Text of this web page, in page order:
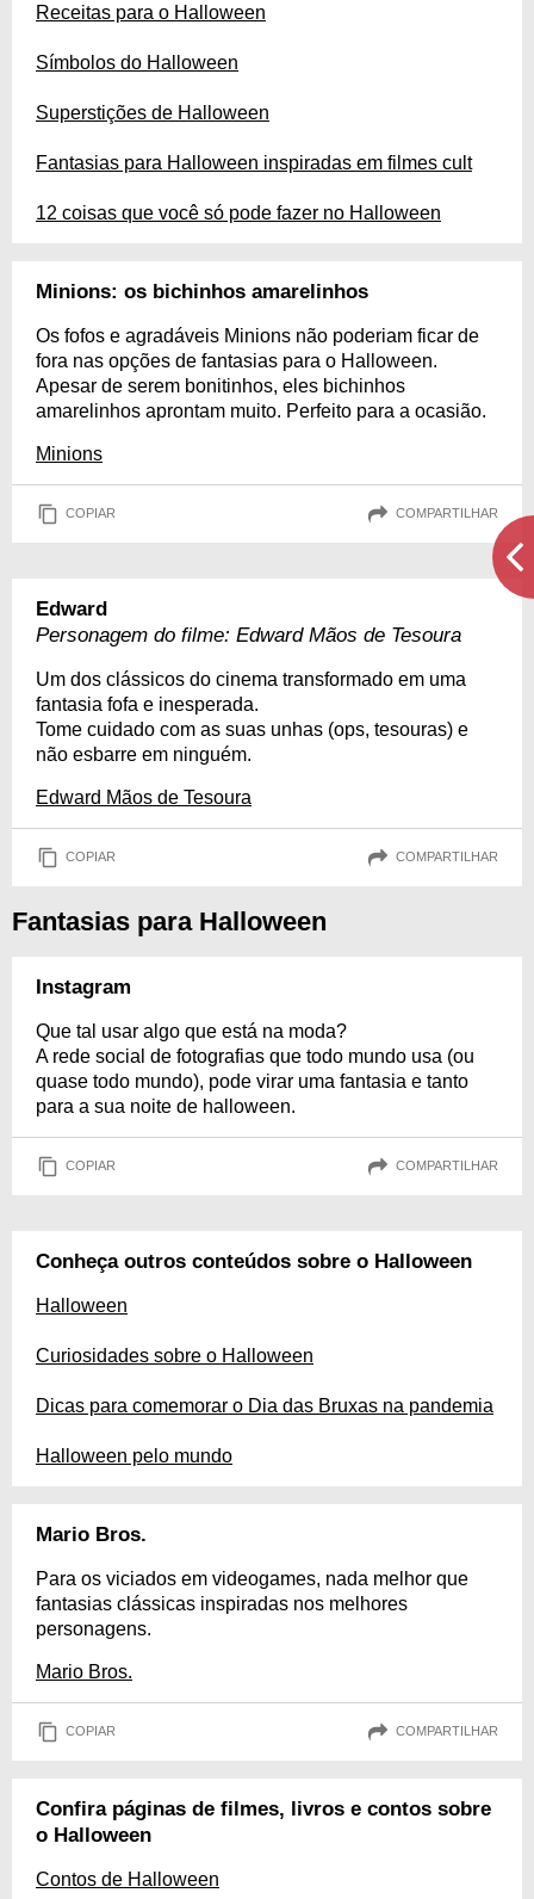
Receitas para o Halloween
Símbolos do Halloween
Superstições de Halloween
Fantasias para Halloween inspiradas em filmes cult
12 coisas que você só pode fazer no Halloween
Minions: os bichinhos amarelinhos
Os fofos e agradáveis Minions não poderiam ficar de
fora nas opções de fantasias para o Halloween.
Apesar de serem bonitinhos, eles bichinhos
amarelinhos aprontam muito. Perfeito para a ocasião.
Minions
COPIAR COMPARTILHAR
Edward
Personagem do filme: Edward Mãos de Tesoura
Um dos clássicos do cinema transformado em uma
fantasia fofa e inesperada.
Tome cuidado com as suas unhas (ops, tesouras) e
não esbarre em ninguém.
Edward Mãos de Tesoura
COPIAR COMPARTILHAR
Fantasias para Halloween
Instagram
Que tal usar algo que está na moda?
A rede social de fotografias que todo mundo usa (ou
quase todo mundo), pode virar uma fantasia e tanto
para a sua noite de halloween.
COPIAR COMPARTILHAR
Conheça outros conteúdos sobre o Halloween
Halloween
Curiosidades sobre o Halloween
Dicas para comemorar o Dia das Bruxas na pandemia
Halloween pelo mundo
Mario Bros.
Para os viciados em videogames, nada melhor que
fantasias clássicas inspiradas nos melhores
personagens.
Mario Bros.
COPIAR COMPARTILHAR
Confira páginas de filmes, livros e contos sobre
o Halloween
Contos de Halloween